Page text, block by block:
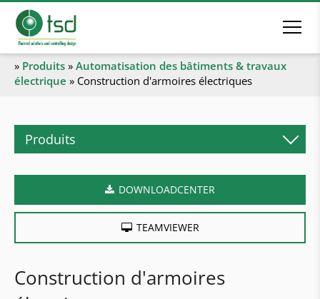
» Produits » Automatisation des bâtiments & travaux
électrique » Construction d'armoires électriques
Produits
Chaudières bûches
Chaudières combinées
Chaudières copeaux
Chaudières industrielles
DOWNLOADCENTER
TEAMVIEWER
Construction d'armoires